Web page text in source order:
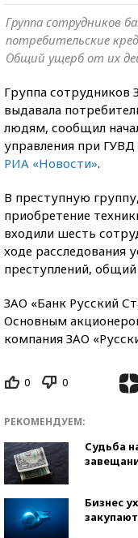
Группа сотрудников
потребительские
Общий ущерб от их
Группа сотрудников
выдавала
людям, сообщил
управления при
РИА «Новости».
В преступную
приобретение
входили шесть
ходе расследования
преступлений,
ЗАО «Банк Русский
Основным
компания ЗАО
0 0
РЕКОМЕНДУЕМ:
Судьба
Бизнес